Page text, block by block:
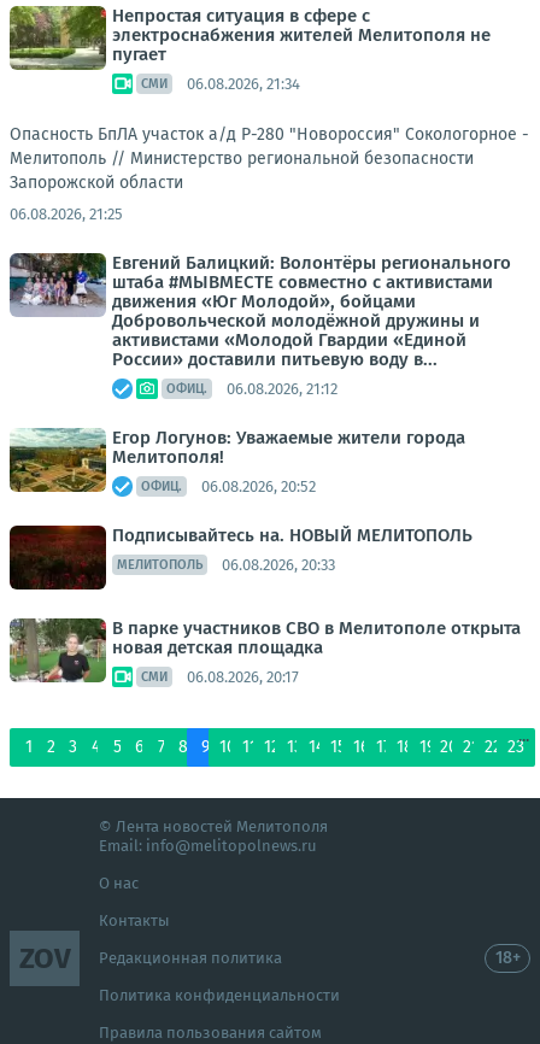
Непростая ситуация в сфере с
электроснабжения жителей Мелитополя не
пугает
СМИ 06.08.2026, 21:34
Опасность БпЛА участок а/д Р-280 "Новороссия" Сокологорное -
Мелитополь // Министерство региональной безопасности
Запорожской области
06.08.2026, 21:25
Евгений Балицкий: Волонтёры регионального
штаба #МЫВМЕСТЕ совместно с активистами
движения «Юг Молодой», бойцами
Добровольческой молодёжной дружины и
активистами «Молодой Гвардии «Единой
России» доставили питьевую воду в...
ОФИЦ. 06.08.2026, 21:12
Егор Логунов: Уважаемые жители города
Мелитополя!
ОФИЦ. 06.08.2026, 20:52
Подписывайтесь на. НОВЫЙ МЕЛИТОПОЛЬ
МЕЛИТОПОЛЬ 06.08.2026, 20:33
В парке участников СВО в Мелитополе открыта
новая детская площадка
СМИ 06.08.2026, 20:17
1 2 3 4 5 6 7 8 9 10 11 12 13 14 15 16 17 18 19 20 21 22 23
...
ZOV
© Лента новостей Мелитополя
Email: info@melitopolnews.ru
О нас
Контакты
Редакционная политика
Политика конфиденциальности
Правила пользования сайтом
18+